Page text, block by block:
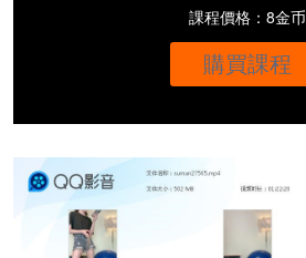
課程價格：8金币
購買課程